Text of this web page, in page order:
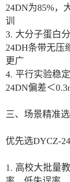
24DN为85%，
训
3. 大分子蛋白
24DH条带无压
更广
4. 平行实验稳
24DN偏差＜
三、场景精准
优先选DYCZ-
1. 高校大批量